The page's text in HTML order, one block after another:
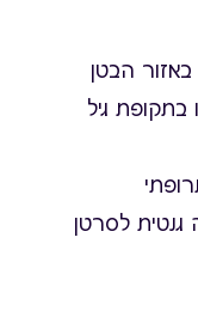
הבטן
גיל
לסרטן